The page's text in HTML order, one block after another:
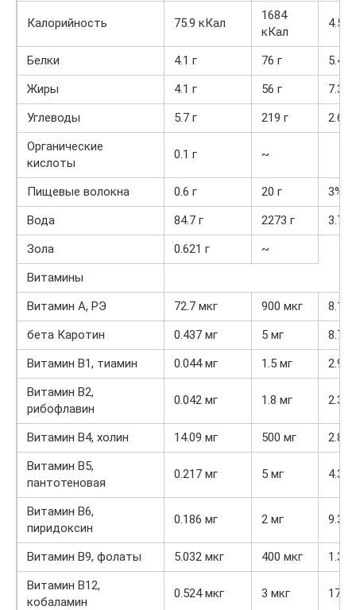
Калорийность 75.9 кКал
1684
кКал
4.5%
Белки 4.1 г 76 г
5.4%
Жиры
4.1 г 56 г
7.3%
Углеводы
5.7 г 219 г
2.6%
Органические
кислоты
0.1 г ~
Пищевые волокна 0.6 г 20 г
3%
Вода
84.7 г 2273 г
3.7%
Зола
0.621 г
~
Витамины
Витамин А, РЭ
72.7 мкг 900 мкг
8.1%
бета Каротин
0.437 мг 5 мг
8.7%
Витамин В1, тиамин
0.044 мг 1.5 мг
2.9%
Витамин В2,
рибофлавин
0.042 мг 1.8 мг 2.3%
Витамин В4, холин 14.09 мг 500 мг
2.8%
Витамин В5,
пантотеновая
0.217 мг 5 мг 4.3%
Витамин В6,
пиридоксин
0.186 мг 2 мг 9.3%
Витамин В9, фолаты 5.032 мкг 400 мкг
1.3%
Витамин В12,
кобаламин
0.524 мкг 3 мкг